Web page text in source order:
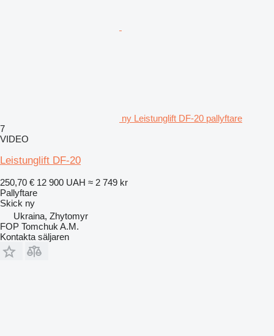
ny Leistunglift DF-20 pallyftare
7
VIDEO
Leistunglift DF-20
250,70 € 12 900 UAH ≈ 2 749 kr
Pallyftare
Skick ny
Ukraina, Zhytomyr
FOP Tomchuk A.M.
Kontakta säljaren